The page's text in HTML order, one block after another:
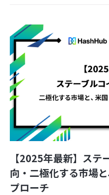
【2025年最新】ステ
向・二極化する市場
プローチ